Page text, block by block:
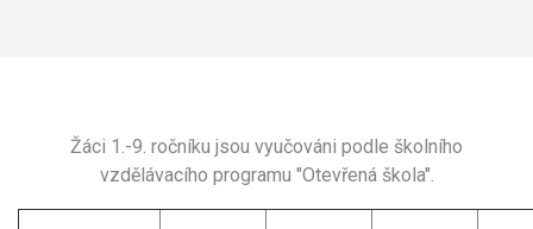
Žáci 1.-9. ročníku jsou vyučováni podle školního
vzdělávacího programu "Otevřená škola".